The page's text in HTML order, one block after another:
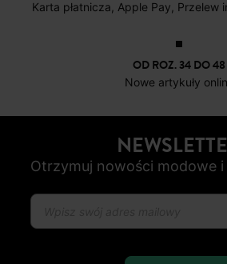
Karta płatnicza, Apple Pay, Przelew
OD ROZ. 34 DO 48
Nowe artykuły
Otrzymuj nowości modowe